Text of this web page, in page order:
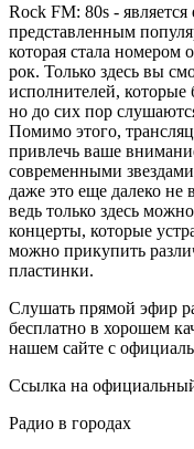
Rock FM: 80s -
представленным
которая стала номером
рок. Только здесь вы
исполнителей,
но до сих пор
Помимо этого,
привлечь ваше
современными
даже это еще далеко не
ведь только здесь
концерты, которые
можно прикупить
пластинки.
Слушать прямой эфир
бесплатно в хорошем
нашем сайте с
Ссылка на
Радио в городах